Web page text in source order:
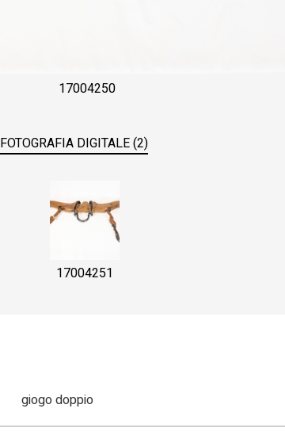
17004250
FOTOGRAFIA DIGITALE (2)
17004251
giogo doppio